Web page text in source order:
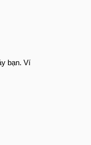
bạn. Ví